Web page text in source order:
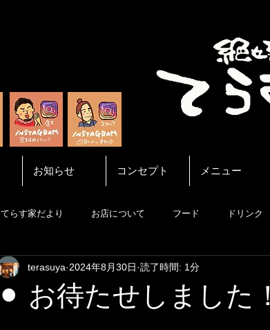
お知らせ コンセプト メニュー
てらす家だより お店について フード ドリンク
⚫︎ お待たせしました！
terasuya 2024年8月30日 読了時間: 1分